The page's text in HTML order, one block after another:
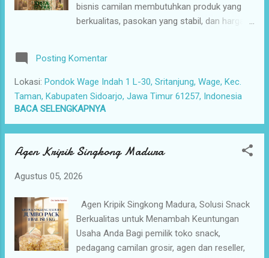
Gudang kami siap menyuplai kebutuhan grosir jajanan
bisnis camilan membutuhkan produk yang
berkualitas, pasokan yang stabil, dan harga
reseller, swalayan, minimarket, restoran,
warung makan, hingga seller dan affiliator
camilan online masih mengalami kesulitan
menemukan distributor snack yang benar-
benar terpercaya. Sering kali produk yang
diterima tidak sesuai harapan. Ada yang
kualitasnya berubah-ubah, stoknya tidak
membutuhkan waktu lebih lama dari yang
mengganggu kelancaran usaha, membuat
pelanggan kecewa, dan mengurangi peluang
mendapatkan keuntungan yang maksimal.
Selain itu, membeli produk dengan harga
Posting Komentar
Lokasi: Pondok Wage Indah 1 L-30, Sritanjung, Wage, Kec.
Taman, Kabupaten Sidoarjo, Jawa Timur 61257, Indonesia
BACA SELENGKAPNYA
Agen Kripik Singkong Madura
Agustus 05, 2026
Agen Kripik Singkong Madura, Solusi Snack
Berkualitas untuk Menambah Keuntungan
Usaha Anda Bagi pemilik toko snack,
pedagang camilan grosir, agen dan reseller,